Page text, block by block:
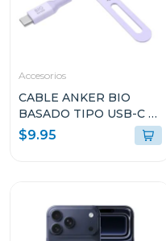
Accesorios
CABLE ANKER BIO
BASADO TIPO USB-C A
USB-C 3FT DE CARGA
RÁPIDA VIOLETA
$9.95